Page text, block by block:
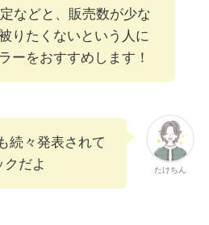
などと、販売数が少な
りたくないという人に
ーをおすすめします！
たけちん
続々発表されて
だよ